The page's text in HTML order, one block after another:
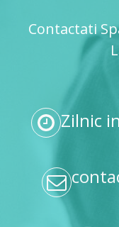
Contactati
Zilnic